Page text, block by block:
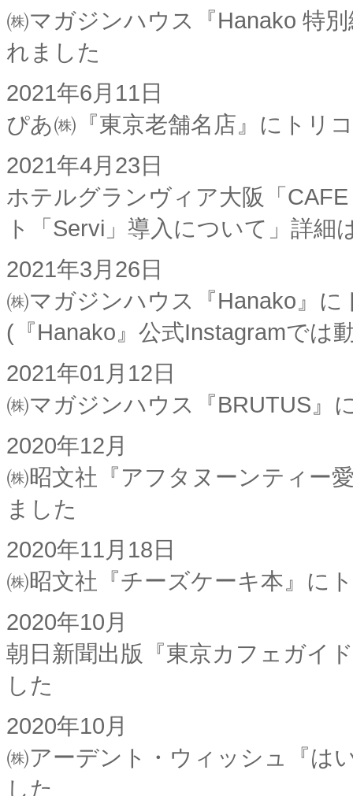
㈱マガジンハウス『Hanako 特
れました
2021年6月11日
ぴあ㈱『東京老舗名店』にトリ
2021年4月23日
ホテルグランヴィア大阪「
ト「Servi」導入について」詳
2021年3月26日
㈱マガジンハウス『Hanako』
(『Hanako』公式Instagramでは
2021年01月12日
㈱マガジンハウス『BRUTUS』
2020年12月
㈱昭文社『アフタヌーンティー
ました
2020年11月18日
㈱昭文社『チーズケーキ本』に
2020年10月
朝日新聞出版『東京カフェガイ
した
2020年10月
㈱アーデント・ウィッシュ『は
した